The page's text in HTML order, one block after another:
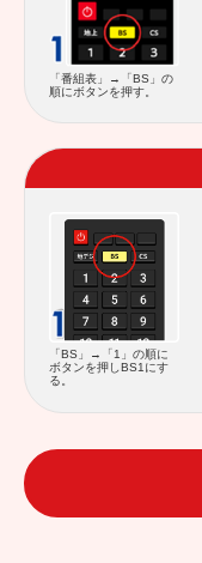
「番組表」→「BS」の
順にボタンを押す。
「BS」→「1」の順に
ボタンを押しBS1にす
る。